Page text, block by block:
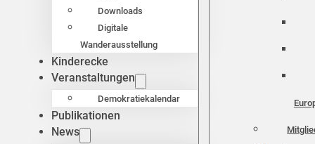
Downloads
Digitale
Wanderausstellung
Kinderecke
Veranstaltungen
Demokratiekalendar
Publikationen
News